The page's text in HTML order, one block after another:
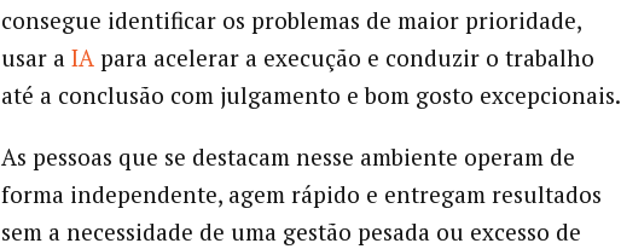
consegue identificar os problemas de maior prioridade,
usar a IApara acelerar a execução e conduzir o trabalho
até a conclusão com julgamento e bom gosto excepcionais.
As pessoas que se destacam nesse ambiente operam de
forma independente, agem rápido e entregam resultados
sem a necessidade de uma gestão pesada ou excesso de